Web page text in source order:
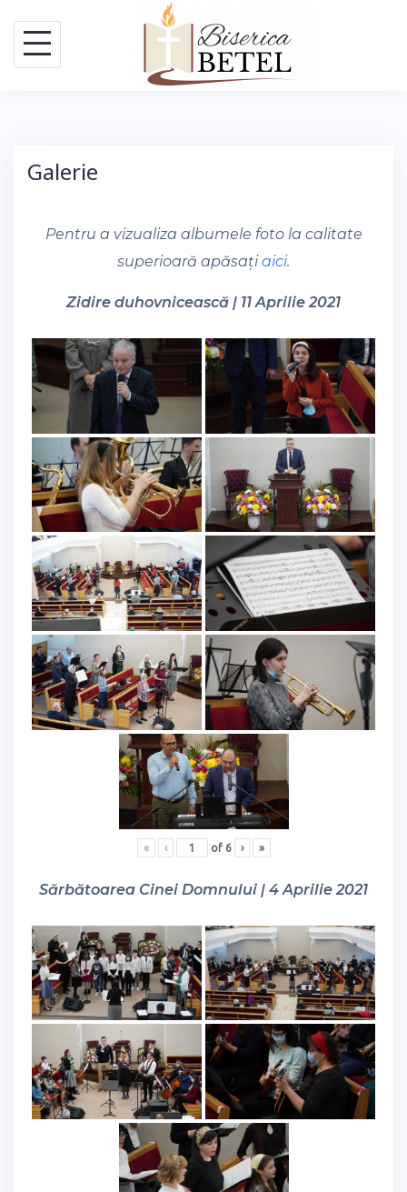
content
Galerie
Pentru a vizualiza albumele foto la calitate
superioară apăsațiaici.
Zidire duhovnicească | 11 Aprilie 2021
« ‹ of 6 › »
Sărbătoarea Cinei Domnului | 4 Aprilie 2021